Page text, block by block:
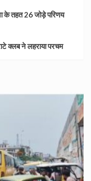
के तहत 26 जोड़े परिणय
क्लब ने लहराया परचम